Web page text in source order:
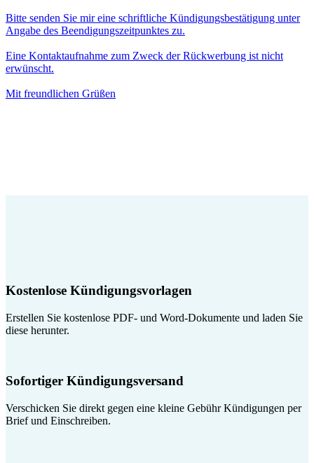
Bitte senden Sie mir eine schriftliche Kündigungsbestätigung unter
Angabe des Beendigungszeitpunktes zu.
Eine Kontaktaufnahme zum Zweck der Rückwerbung ist nicht
erwünscht.
Mit freundlichen Grüßen
Kostenlose Kündigungsvorlagen
Erstellen Sie kostenlose PDF- und Word-Dokumente und laden Sie
diese herunter.
Sofortiger Kündigungsversand
Verschicken Sie direkt gegen eine kleine Gebühr Kündigungen per
Brief und Einschreiben.